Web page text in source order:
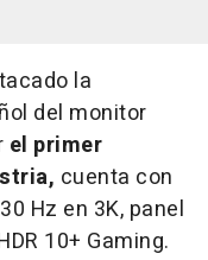
la
del monitor
el primer
cuenta con
Hz en 3K, panel
10+ Gaming.